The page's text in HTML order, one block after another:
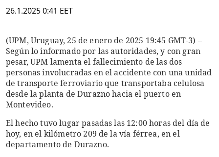
26.1.2025 0:41 EET
(UPM, Uruguay, 25 de enero de 2025 19:45 GMT-3) –
Según lo informado por las autoridades, y con gran
pesar, UPM lamenta el fallecimiento de las dos
personas involucradas en el accidente con una unidad
de transporte ferroviario que transportaba celulosa
desde la planta de Durazno hacia el puerto en
Montevideo.
El hecho tuvo lugar pasadas las 12:00 horas del día de
hoy, en el kilómetro 209 de la vía férrea, en el
departamento de Durazno.